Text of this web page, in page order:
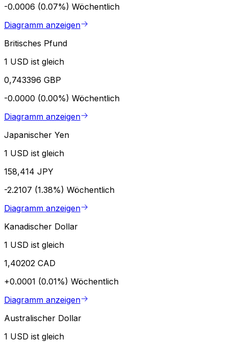
-0.0006 (0.07%) Wöchentlich
Diagramm anzeigen
Britisches Pfund
1 USD ist gleich
0,743396 GBP
-0.0000 (0.00%) Wöchentlich
Diagramm anzeigen
Japanischer Yen
1 USD ist gleich
158,414 JPY
-2.2107 (1.38%) Wöchentlich
Diagramm anzeigen
Kanadischer Dollar
1 USD ist gleich
1,40202 CAD
+0.0001 (0.01%) Wöchentlich
Diagramm anzeigen
Australischer Dollar
1 USD ist gleich